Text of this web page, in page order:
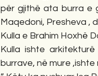
për gjithë ata burra e
Maqedoni, Presheva ,
Kulla e Brahim Hoxhë
Kulla ishte
burrave, në mure ,ishte